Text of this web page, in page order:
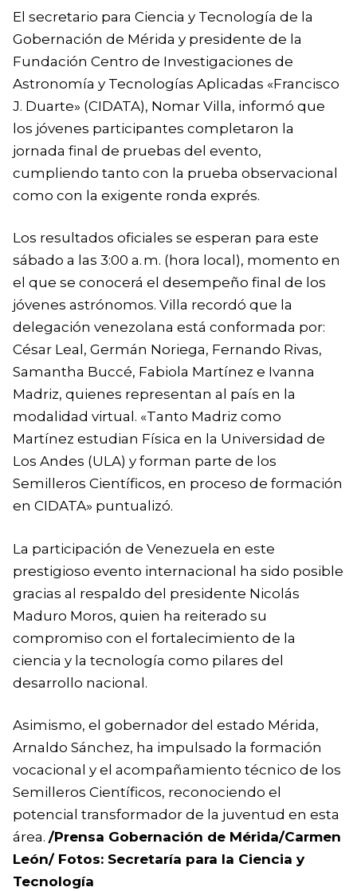
‎El secretario para Ciencia y Tecnología de la
Gobernación de Mérida y presidente de la
Fundación Centro de Investigaciones de
Astronomía y Tecnologías Aplicadas «Francisco
J. Duarte» (CIDATA), Nomar Villa, informó que
los jóvenes participantes completaron la
jornada final de pruebas del evento,
cumpliendo tanto con la prueba observacional
como con la exigente ronda exprés.
‎Los resultados oficiales se esperan para este
sábado a las 3:00 a. m. (hora local), momento en
el que se conocerá el desempeño final de los
jóvenes astrónomos. ‎Villa recordó que la
delegación venezolana está conformada por:
César Leal, Germán Noriega, Fernando Rivas,
Samantha Buccé, Fabiola Martínez e Ivanna
Madriz, quienes representan al país en la
modalidad virtual. «Tanto Madriz como
Martínez estudian Física en la Universidad de
Los Andes (ULA) y forman parte de los
Semilleros Científicos, en proceso de formación
en CIDATA» puntualizó.
‎La participación de Venezuela en este
prestigioso evento internacional ha sido posible
gracias al respaldo del presidente Nicolás
Maduro Moros, quien ha reiterado su
compromiso con el fortalecimiento de la
ciencia y la tecnología como pilares del
desarrollo nacional.
Asimismo, el gobernador del estado Mérida,
Arnaldo Sánchez, ha impulsado la formación
vocacional y el acompañamiento técnico de los
Semilleros Científicos, reconociendo el
potencial transformador de la juventud en esta
área. /Prensa Gobernación de Mérida/Carmen
León/ Fotos: Secretaría para la Ciencia y
Tecnología